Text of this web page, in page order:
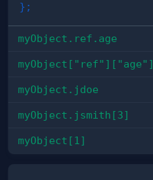
} ;
myObject.ref.age
myObject["ref"]["age"]
myObject.jdoe
myObject.jsmith[3]
myObject[1]